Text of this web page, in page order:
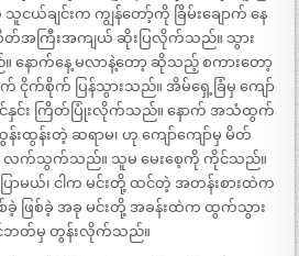
ငယ်ချင်းက ကျွန်တော့်ကို ခြိမ်းချောက် နေ
င်း စိတ်အကြီးအကျယ် ဆိုးပြလိုက်သည်။ သွား
ောက်နေ့ မလာနဲ့တော့ ဆိုသည့် စကားတော့
က် ငိုက်စိုက် ပြန်သွားသည်။ အိမ်ရှေ့ခြံမှ ကျော်
င်နှင်း ကြိတ်ပြုံးလိုက်သည်။ နောက် အသံထွက်
ထွန်းတဲ့ ဆရာမ၊ ဟု ကျော်ကျော်မှ မိတ်
လက်သွက်သည်။ သူမ မေးစေ့ကို ကိုင်သည်။
ာမယ်၊ ငါက မင်းတို့ ထင်တဲ့ အတန်းစားထဲက
ဖြစ်ခဲ့ အခု မင်းတို့ အခန်းထဲက ထွက်သွား
ရင်ဘတ်မှ တွန်းလိုက်သည်။